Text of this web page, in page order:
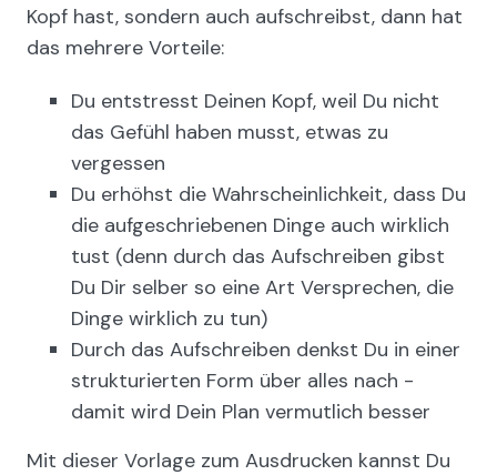
Kopf hast, sondern auch aufschreibst, dann hat
das mehrere Vorteile:
Du entstresst Deinen Kopf, weil Du nicht
das Gefühl haben musst, etwas zu
vergessen
Du erhöhst die Wahrscheinlichkeit, dass Du
die aufgeschriebenen Dinge auch wirklich
tust (denn durch das Aufschreiben gibst
Du Dir selber so eine Art Versprechen, die
Dinge wirklich zu tun)
Durch das Aufschreiben denkst Du in einer
strukturierten Form über alles nach -
damit wird Dein Plan vermutlich besser
Mit dieser Vorlage zum Ausdrucken kannst Du